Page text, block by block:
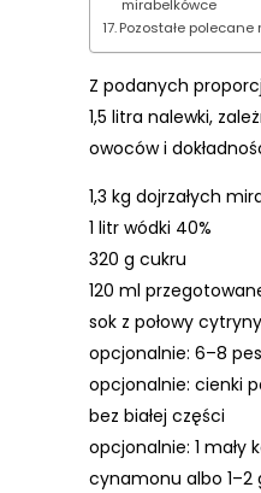
mirabelkówce
Pozostałe
Z podanych
1,5 litra nalewki,
owoców i
1,3 kg dojrzałych
1 litr wódki 40%
320 g cukru
120 ml
sok z połowy cytryny
opcjonalnie: 6–8
opcjonalnie: cienki
bez białej części
opcjonalnie: 1 mały
cynamonu albo 1–2